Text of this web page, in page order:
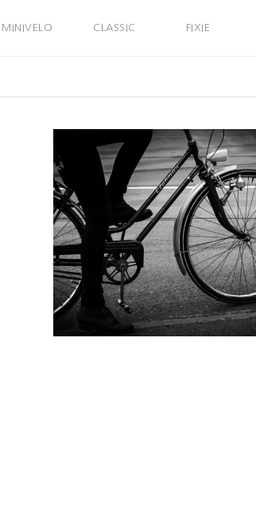
MINIVELO CLASSIC FIXIE